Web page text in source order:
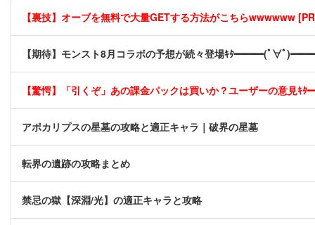
【裏技】オーブを無料で大量GETする方法がこちらwwwwww
【期待】モンスト8月コラボの予想が続々登場ｷﾀ━━━(ﾟ∀ﾟ
【驚愕】「引くぞ」あの課金パックは買いか？ユーザーの
アポカリプスの星墓の攻略と適正キャラ｜破界の星墓
転界の遺跡の攻略まとめ
禁忌の獄【深淵/光】の適正キャラと攻略